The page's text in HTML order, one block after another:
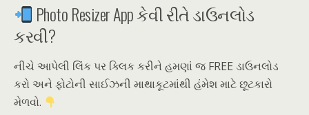
Photo Resizer App કેવી રીતે ડાઉનલોડ
કરવી?
નીચે આપેલી લિંક પર ક્લિક કરીને હમણાં જ FREE ડાઉનલોડ
કરો અને ફોટોની સાઈઝની માથાકૂટમાંથી હંમેશ માટે છૂટકારો
મેળવો.